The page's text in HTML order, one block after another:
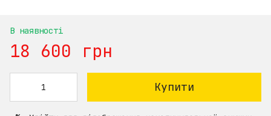
В наявності
18 600 грн
Купити